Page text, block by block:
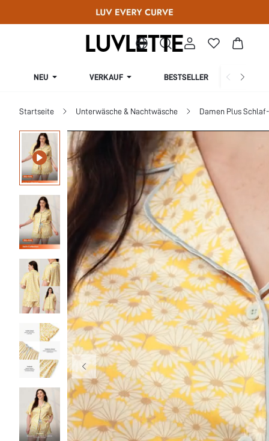
NEU VERKAUF BESTSELLER
Startseite Unterwäsche & Nachtwäsche Damen Plus